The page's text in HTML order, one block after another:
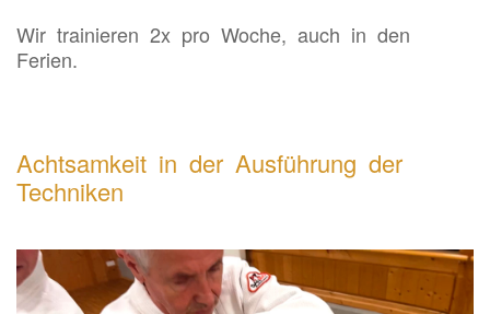
Wir trainieren 2x pro Woche, auch in den
Ferien.
Achtsamkeit in der Ausführung der
Techniken